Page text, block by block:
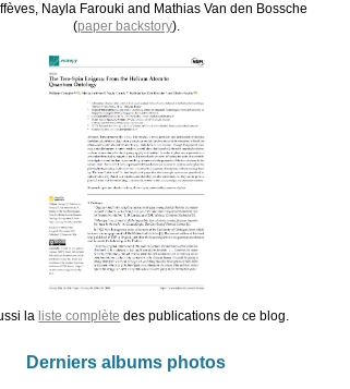
Nayla Farouki and Mathias Van den Bossche
(paper backstory).
la liste complète des publications de ce blog.
Derniers albums photos